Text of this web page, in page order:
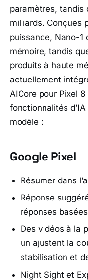
paramètres, tandis
milliards. Conçues
puissance, Nano-1
mémoire, tandis
produits à haute
actuellement
AICore pour Pixel
fonctionnalités
modèle :
Google Pixel
Résumer dans
Réponse
réponses
Des vidéos à la
un ajustent la
stabilisation et
Night Sight et